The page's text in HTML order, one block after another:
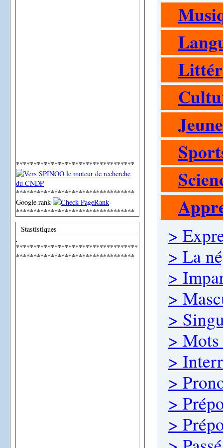
**********************************
**********************************
Google rank
**********************************
Stastistiques
***********************************
**********************************
>
> La
>
>
>
>
>
>
>
>